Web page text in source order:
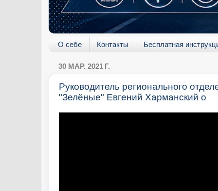
О себе Контакты Бесплатная
30 МАР. 2021 Г.
Руководитель регионального
"Зелёные" Евгений Харманский о